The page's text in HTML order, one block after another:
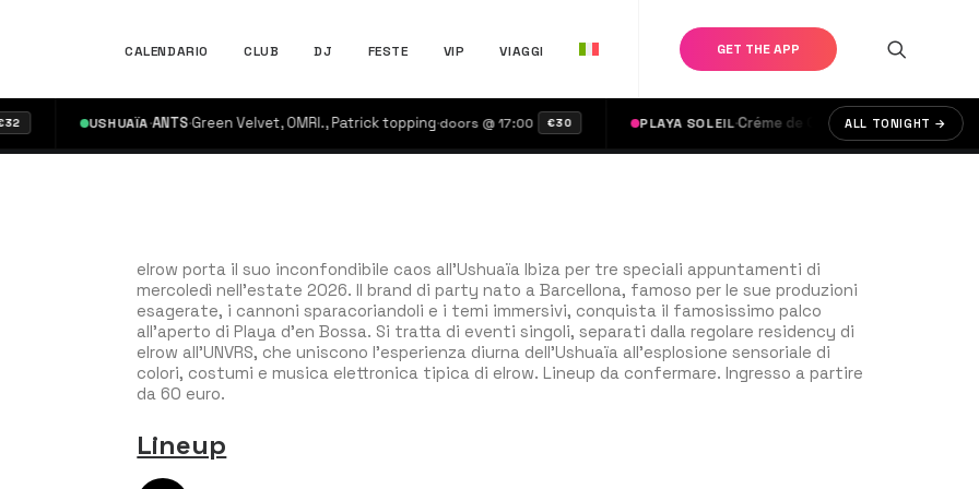
CALENDARIO CLUB DJ FESTE VIP VIAGGI GET THE APP
USHUAÏA·ANTS·Green Velvet, OMRI., Patrick topping·doors @ 17:00 €30 PLAYA SOLEIL·Créme de Créme doors @ 17:00 €20
ALL TONIGHT →
elrow porta il suo inconfondibile caos all’Ushuaïa Ibiza per tre speciali appuntamenti di
mercoledì nell’estate 2026. Il brand di party nato a Barcellona, famoso per le sue produzioni
esagerate, i cannoni sparacoriandoli e i temi immersivi, conquista il famosissimo palco
all’aperto di Playa d’en Bossa. Si tratta di eventi singoli, separati dalla regolare residency di
elrow all’UNVRS, che uniscono l’esperienza diurna dell’Ushuaïa all’esplosione sensoriale di
colori, costumi e musica elettronica tipica di elrow. Lineup da confermare. Ingresso a partire
da 60 euro.
Lineup